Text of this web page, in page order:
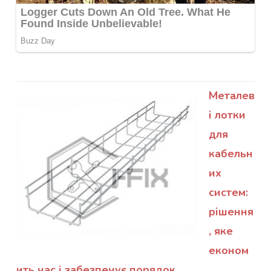
Металев
і лотки
для
кабельн
их
систем:
рішення
, яке
економ